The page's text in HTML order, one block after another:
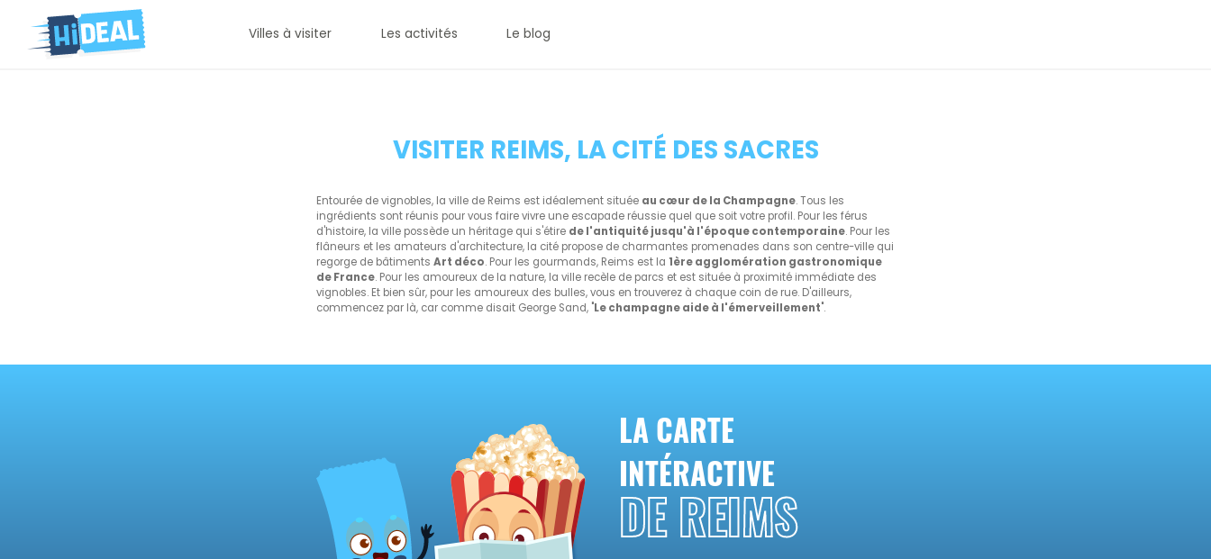
Villes à visiter Les activités Le blog
VISITER REIMS, LA CITÉ DES SACRES
Entourée de vignobles, la ville de Reims est idéalement située au cœur de la Champagne. Tous les
ingrédients sont réunis pour vous faire vivre une escapade réussie quel que soit votre profil. Pour les férus
d'histoire, la ville possède un héritage qui s'étire de l'antiquité jusqu'à l'époque contemporaine. Pour les
flâneurs et les amateurs d'architecture, la cité propose de charmantes promenades dans son centre-ville qui
regorge de bâtiments Art déco. Pour les gourmands, Reims est la 1ère agglomération gastronomique
de France. Pour les amoureux de la nature, la ville recèle de parcs et est située à proximité immédiate des
vignobles. Et bien sûr, pour les amoureux des bulles, vous en trouverez à chaque coin de rue. D'ailleurs,
commencez par là, car comme disait George Sand, "Le champagne aide à l'émerveillement".
LA CARTE
INTÉRACTIVE
DEREIMS